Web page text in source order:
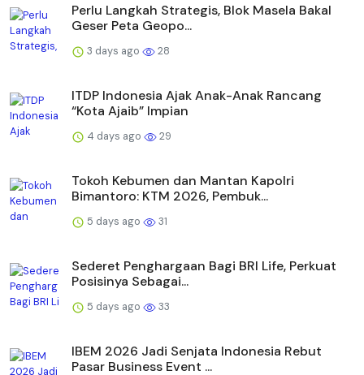
Perlu Langkah Strategis, ​Blok Masela Bakal
Geser Peta Geopo...
3 days ago 28
ITDP Indonesia Ajak Anak-Anak Rancang
“Kota Ajaib” Impian
4 days ago 29
Tokoh Kebumen dan Mantan Kapolri
Bimantoro: KTM 2026, Pembuk...
5 days ago 31
Sederet Penghargaan Bagi BRI Life, Perkuat
Posisinya Sebagai...
5 days ago 33
IBEM 2026 Jadi Senjata Indonesia Rebut
Pasar Business Event ...